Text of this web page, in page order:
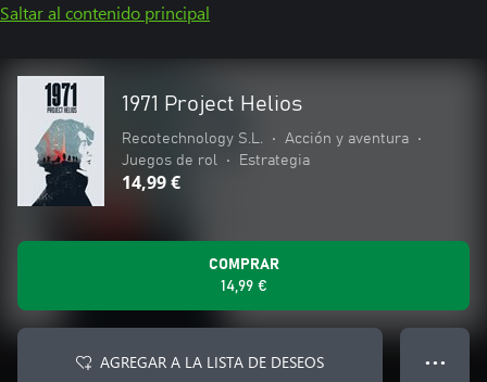
Saltar al contenido principal
1971 Project Helios
Recotechnology S.L. • Acción y aventura
•
Juegos de rol
• Estrategia
14,99 €
COMPRAR
14,99 €
AGREGAR A LA LISTA DE DESEOS ● ● ●